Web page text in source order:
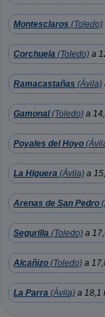
Montesclaros (Toledo)
Corchuela (Toledo) a
Ramacastañas (Ávila)
Gamonal(Toledo) a
Poyales del Hoyo
La Higuera (Ávila) a
Arenas de San Pedro
Segurilla (Toledo) a
Alcañizo (Toledo) a
La Parra (Ávila) a 18,1